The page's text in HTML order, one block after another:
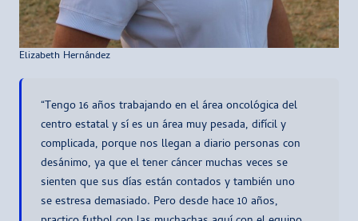
Elizabeth Hernández
“Tengo 16 años trabajando en el área oncológica del
centro estatal y sí es un área muy pesada, difícil y
complicada, porque nos llegan a diario personas con
desánimo, ya que el tener cáncer muchas veces se
sienten que sus días están contados y también uno
se estresa demasiado. Pero desde hace 10 años,